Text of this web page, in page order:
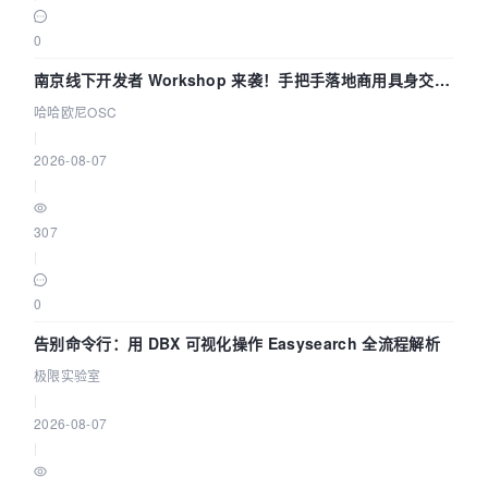
0
南京线下开发者 Workshop 来袭！手把手落地商用具身交互
智能 Agent 应用
哈哈欧尼OSC
2026-08-07
307
0
告别命令行：用 DBX 可视化操作 Easysearch 全流程解析
极限实验室
2026-08-07